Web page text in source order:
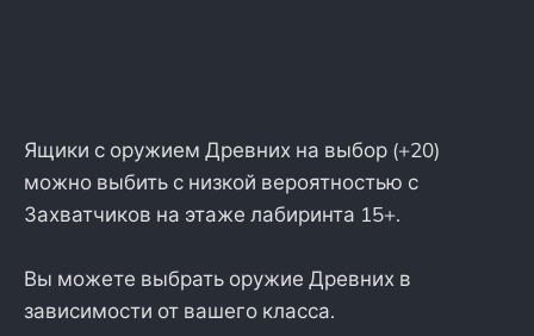
Ящики с оружием Древних на выбор (+20)
можно выбить с низкой вероятностью с
Захватчиков на этаже лабиринта 15+.
Вы можете выбрать оружие Древних в
зависимости от вашего класса.